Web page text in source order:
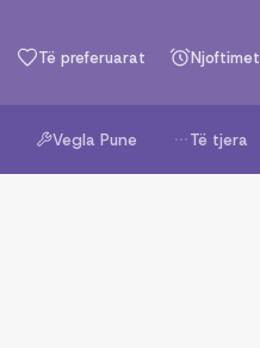
Të preferuarat Njoftimet
Vegla Pune Të tjera